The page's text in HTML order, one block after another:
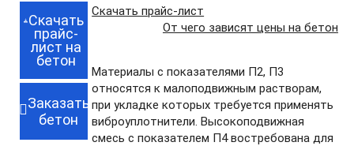
Скачать
прайс-
лист на
бетон
Заказать
бетон
Скачать прайс-лист
От чего зависят цены на бетон
Материалы с показателями П2, П3
относятся к малоподвижным растворам,
при укладке которых требуется применять
виброуплотнители. Высокоподвижная
смесь с показателем П4 востребована для